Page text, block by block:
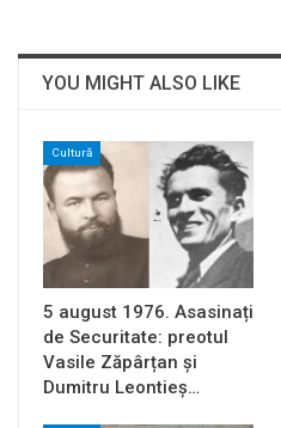
YOU MIGHT ALSO LIKE
Cultură
5 august 1976. Asasinați
de Securitate: preotul
Vasile Zăpârțan și
Dumitru Leontieș…